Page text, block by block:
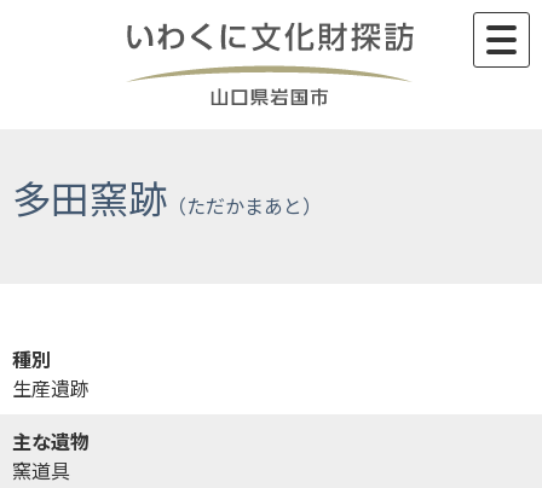
多田窯跡
種別
生産遺跡
主な遺物
窯道具